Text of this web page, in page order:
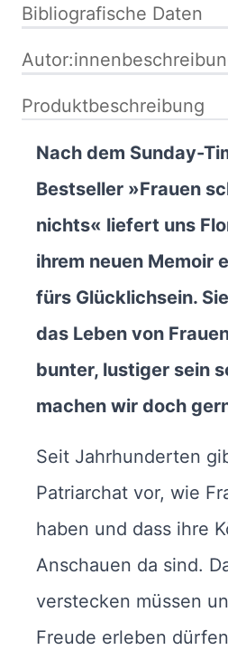
Bibliografische Daten
Produktbeschreibung
Nach dem Sunday-
Bestseller »Frauen
nichts« liefert uns
ihrem neuen Memoir
fürs Glücklichsein.
das Leben von
bunter, lustiger sein
machen wir doch
Seit Jahrhunderten
Patriarchat vor, wie
haben und dass ihre
Anschauen da sind.
verstecken müssen
Freude erleben